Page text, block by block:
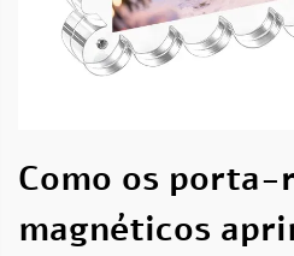
Como os
magnéticos